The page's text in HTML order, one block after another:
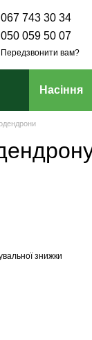
067 743 30 34
050 059 50 07
Передзвонити вам?
Насіння
знижки